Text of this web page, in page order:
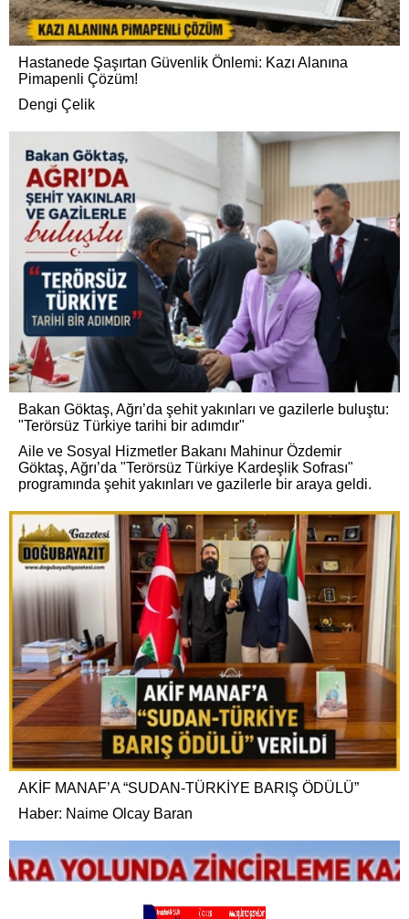
Hastanede Şaşırtan Güvenlik Önlemi: Kazı Alanına
Pimapenli Çözüm!
Dengi Çelik
Bakan Göktaş, Ağrı’da şehit yakınları ve gazilerle buluştu:
"Terörsüz Türkiye tarihi bir adımdır"
Aile ve Sosyal Hizmetler Bakanı Mahinur Özdemir
Göktaş, Ağrı’da "Terörsüz Türkiye Kardeşlik Sofrası"
programında şehit yakınları ve gazilerle bir araya geldi.
AKİF MANAF’A “SUDAN-TÜRKİYE BARIŞ ÖDÜLÜ”
Haber: Naime Olcay Baran